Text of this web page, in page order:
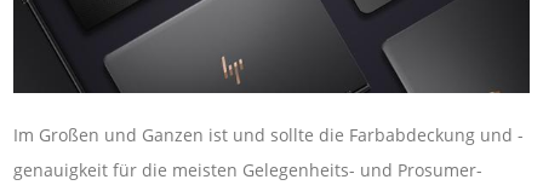
Im Großen und Ganzen ist und sollte die Farbabdeckung und -
genauigkeit für die meisten Gelegenheits- und Prosumer-